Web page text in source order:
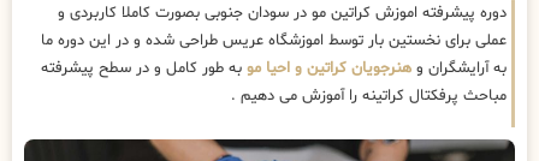
دوره پیشرفته اموزش کراتین مو در سودان جنوبی بصورت کاملا کاربردی و
عملی برای نخستین بار توسط اموزشگاه عریس طراحی شده و در این دوره ما
به آرایشگران و هنرجویان کراتین و احیا مو به طور کامل و در سطح پیشرفته
مباحث پرفکتال کراتینه را آموزش می دهیم .